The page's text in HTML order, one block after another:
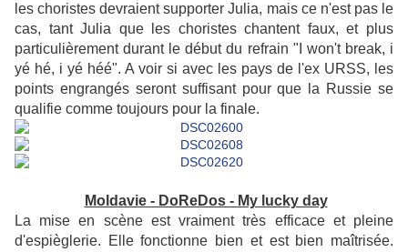
les choristes devraient supporter Julia, mais ce n'est pas le
cas, tant Julia que les choristes chantent faux, et plus
particulièrement durant le début du refrain "I won't break, i
yé hé, i yé héé". A voir si avec les pays de l'ex URSS, les
points engrangés seront suffisant pour que la Russie se
qualifie comme toujours pour la finale.
Moldavie - DoReDos - My lucky day
La mise en scène est vraiment très efficace et pleine
d'espièglerie. Elle fonctionne bien et est bien maîtrisée.